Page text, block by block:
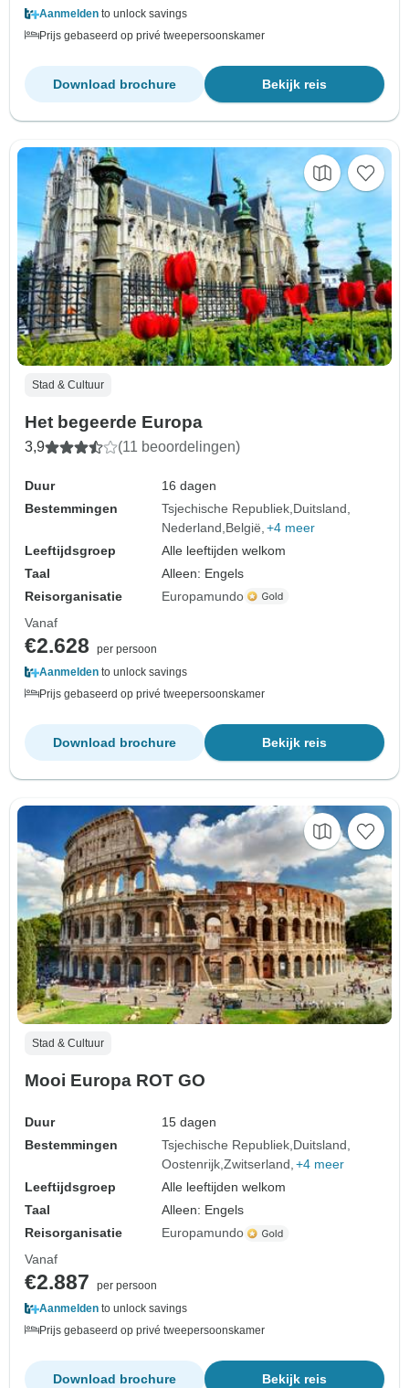
Aanmelden to unlock savings
Prijs gebaseerd op privé tweepersoonskamer
Bekijk reis
Download brochure
Stad & Cultuur
Het begeerde Europa
3,9 (11 beoordelingen)
Duur
16 dagen
Bestemmingen
Tsjechische Republiek Duitsland
Nederland België +4 meer
Leeftijdsgroep
Alle leeftijden welkom
Taal
Alleen: Engels
Reisorganisatie
Europamundo
Vanaf
€2.628
per persoon
Aanmelden to unlock savings
Prijs gebaseerd op privé tweepersoonskamer
Bekijk reis
Download brochure
Stad & Cultuur
Mooi Europa ROT GO
Duur
15 dagen
Bestemmingen
Tsjechische Republiek Duitsland
Oostenrijk Zwitserland +4 meer
Leeftijdsgroep
Alle leeftijden welkom
Taal
Alleen: Engels
Reisorganisatie
Europamundo
Vanaf
€2.887
per persoon
Aanmelden to unlock savings
Prijs gebaseerd op privé tweepersoonskamer
Bekijk reis
Download brochure